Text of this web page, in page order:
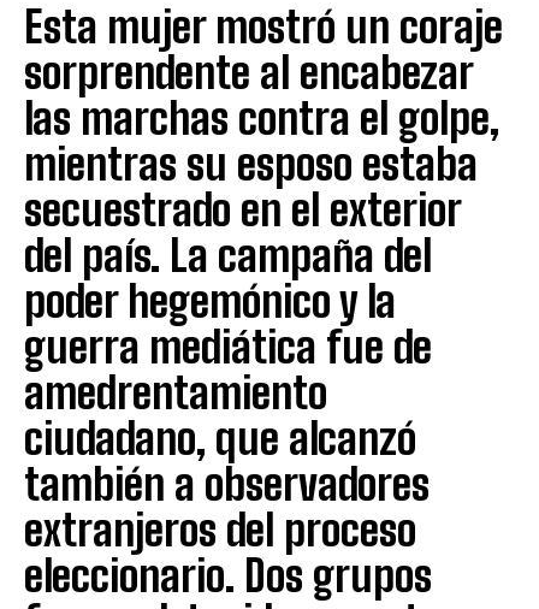
Esta mujer mostró un coraje
sorprendente al encabezar
las marchas contra el golpe,
mientras su esposo estaba
secuestrado en el exterior
del país. La campaña del
poder hegemónico y la
guerra mediática fue de
amedrentamiento
ciudadano, que alcanzó
también a observadores
extranjeros del proceso
eleccionario. Dos grupos